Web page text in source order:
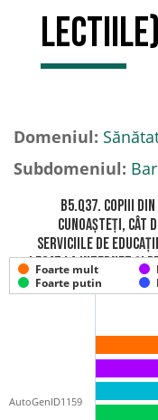
Domeniul:
Subdomeniul:
B5.Q37. Copiii
cunoașteți, cât
serviciile de
legat la internet și
Foarte mult
Foarte putin
AutoGenID1159